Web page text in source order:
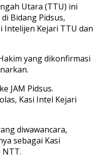
Utara (TTU) ini
Bidang Pidsus,
Intelijen Kejari TTU dan
yang dikonfirmasi
JAM Pidsus.
Kasi Intel Kejari
diwawancara,
sebagai Kasi
NTT.